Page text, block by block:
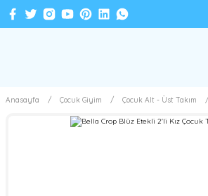
Anasayfa Çocuk Giyim Çocuk Alt - Üst Takım